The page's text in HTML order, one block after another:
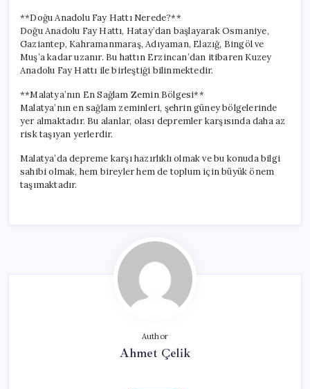
**Doğu Anadolu Fay Hattı Nerede?**
Doğu Anadolu Fay Hattı, Hatay’dan başlayarak Osmaniye,
Gaziantep, Kahramanmaraş, Adıyaman, Elazığ, Bingöl ve
Muş’a kadar uzanır. Bu hattın Erzincan’dan itibaren Kuzey
Anadolu Fay Hattı ile birleştiği bilinmektedir.
**Malatya’nın En Sağlam Zemin Bölgesi**
Malatya’nın en sağlam zeminleri, şehrin güney bölgelerinde
yer almaktadır. Bu alanlar, olası depremler karşısında daha az
risk taşıyan yerlerdir.
Malatya’da depreme karşı hazırlıklı olmak ve bu konuda bilgi
sahibi olmak, hem bireyler hem de toplum için büyük önem
taşımaktadır.
Author
Ahmet Çelik